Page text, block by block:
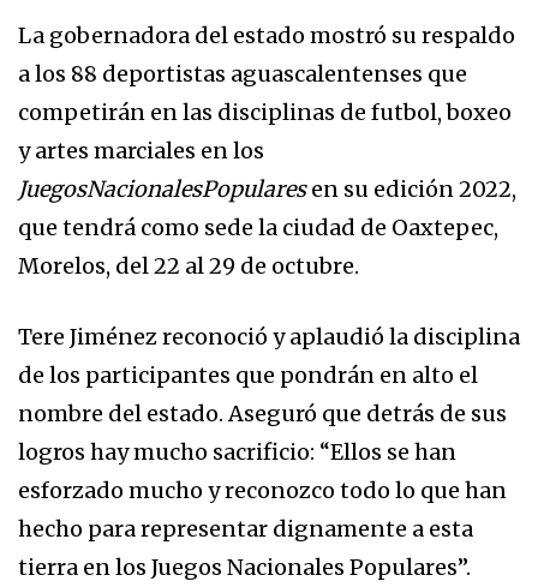
La gobernadora del estado mostró su respaldo
a los 88 deportistas aguascalentenses que
competirán en las disciplinas de futbol, boxeo
y artes marciales en los
JuegosNacionalesPopularesen su edición 2022,
que tendrá como sede la ciudad de Oaxtepec,
Morelos, del 22 al 29 de octubre.
Tere Jiménez reconoció y aplaudió la disciplina
de los participantes que pondrán en alto el
nombre del estado. Aseguró que detrás de sus
logros hay mucho sacrificio: “Ellos se han
esforzado mucho y reconozco todo lo que han
hecho para representar dignamente a esta
tierra en los Juegos Nacionales Populares”.